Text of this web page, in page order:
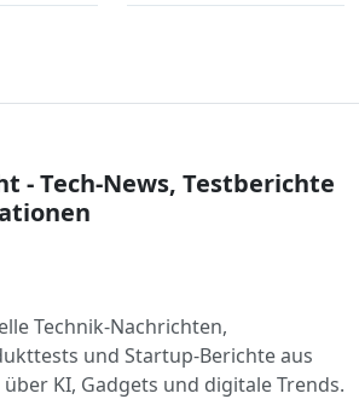
- Tech-News, Testberichte
Technik-Nachrichten,
und Startup-Berichte aus
KI, Gadgets und digitale Trends.